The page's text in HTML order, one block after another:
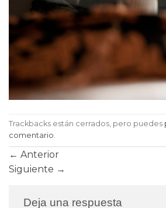
Trackbacks están cerrados, pero puedes
comentario.
← Anterior
Siguiente →
Deja una respuesta